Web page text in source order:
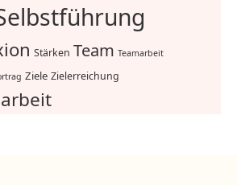
Stärken Team Teamarbeit
Ziele Zielerreichung